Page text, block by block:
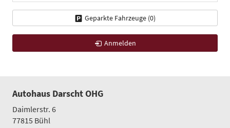
Geparkte Fahrzeuge (0)
Anmelden
Autohaus Darscht OHG
Daimlerstr. 6
77815 Bühl